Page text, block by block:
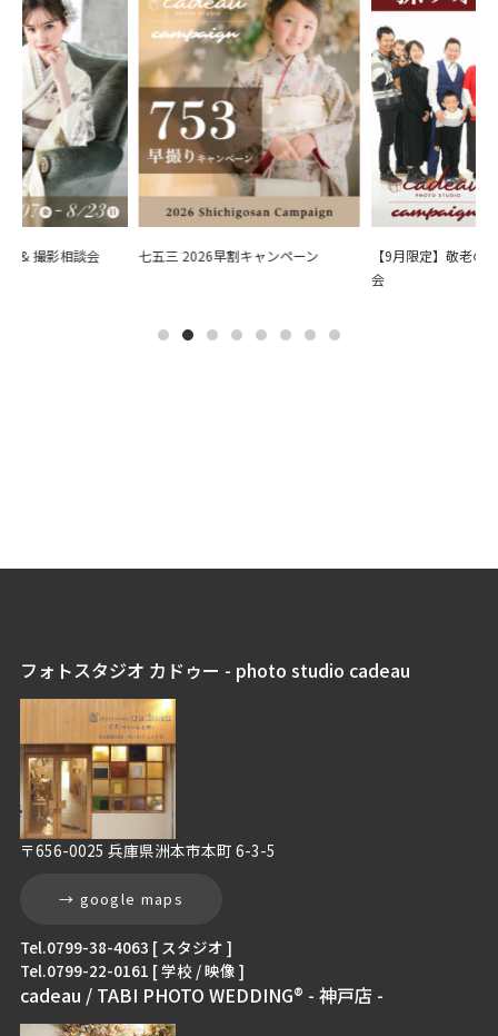
& 撮影相談会 七五三 2026早割キャンペーン
【9月限定】敬老の
会
フォトスタジオ カドゥー - photo studio cadeau
〒656-0025 兵庫県洲本市本町 6-3-5
→ google maps
Tel.0799-38-4063 [ スタジオ ]
Tel.0799-22-0161 [ 学校 / 映像 ]
cadeau / TABI PHOTO WEDDING® - 神戸店 -